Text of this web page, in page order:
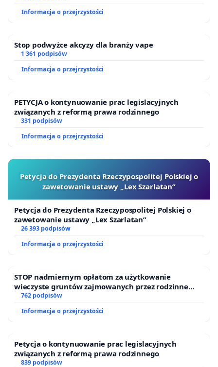
Informacja o przejrzystości
Stop podwyżce akcyzy dla branży vape
1 361 podpisów
Informacja o przejrzystości
PETYCJA o kontynuowanie prac legislacyjnych
związanych z reformą prawa rodzinnego
331 podpisów
Informacja o przejrzystości
Petycja do Prezydenta Rzeczypospolitej Polskiej o
zawetowanie ustawy „Lex Szarlatan”
Petycja do Prezydenta Rzeczypospolitej Polskiej o
zawetowanie ustawy „Lex Szarlatan”
26 393 podpisów
Informacja o przejrzystości
STOP nadmiernym opłatom za użytkowanie
wieczyste gruntów zajmowanych przez rodzinne
ogrody działkowe.
762 podpisów
Informacja o przejrzystości
Petycja o kontynuowanie prac legislacyjnych
związanych z reformą prawa rodzinnego
839 podpisów